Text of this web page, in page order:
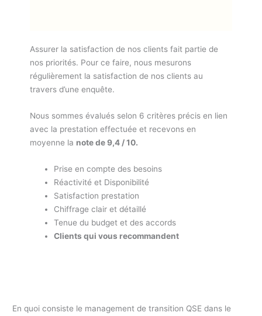
Assurer la satisfaction de nos clients fait partie de
nos priorités. Pour ce faire, nous mesurons
régulièrement la satisfaction de nos clients au
travers d’une enquête.
Nous sommes évalués selon 6 critères précis en lien
avec la prestation effectuée et recevons en
moyenne la note de 9,4 / 10.
Prise en compte des besoins
Réactivité et Disponibilité
Satisfaction prestation
Chiffrage clair et détaillé
Tenue du budget et des accords
Clients qui vous recommandent
En quoi consiste le management de transition QSE dans le